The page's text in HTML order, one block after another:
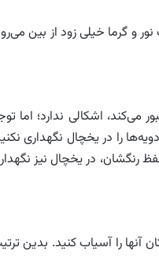
و گرما خیلی زود از بین
اشکالی ندارد؛ اما
را در یخچال نگهداری
رنگشان، در یخچال نیز
آنها را آسیاب کنید. بدین